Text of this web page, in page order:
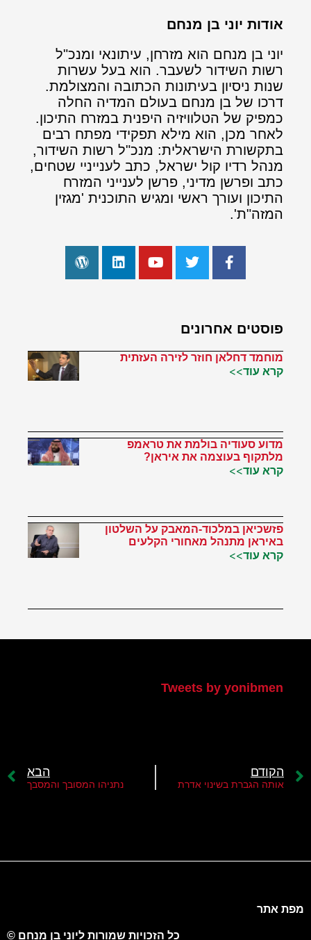
אודות יוני בן מנחם
יוני בן מנחם הוא מזרחן, עיתונאי ומנכ"ל
רשות השידור לשעבר. הוא בעל עשרות
שנות ניסיון בעיתונות הכתובה והמצולמת.
דרכו של בן מנחם בעולם המדיה החלה
כמפיק של הטלוויזיה היפנית במזרח התיכון.
לאחר מכן, הוא מילא תפקידי מפתח רבים
בתקשורת הישראלית: מנכ"ל רשות השידור,
מנהל רדיו קול ישראל, כתב לענייניי שטחים,
כתב ופרשן מדיני, פרשן לענייני המזרח
התיכון ועורך ראשי ומגיש התוכנית 'מגזין
המזה"ת'.
פוסטים אחרונים
מוחמד דחלאן חוזר לזירה העזתית
קרא עוד>>
מדוע סעודיה בולמת את טראמפ
מלתקוף בעוצמה את איראן?
קרא עוד>>
פזשכיאן במלכוד-המאבק על השלטון
באיראן מתנהל מאחורי הקלעים
קרא עוד>>
Tweets by yonibmen
הקודם
אותה הגברת בשינוי אדרת
הבא
נתניהו המסובך והמסבך
מפת אתר
כל הזכויות שמורות ליוני בן מנחם ©